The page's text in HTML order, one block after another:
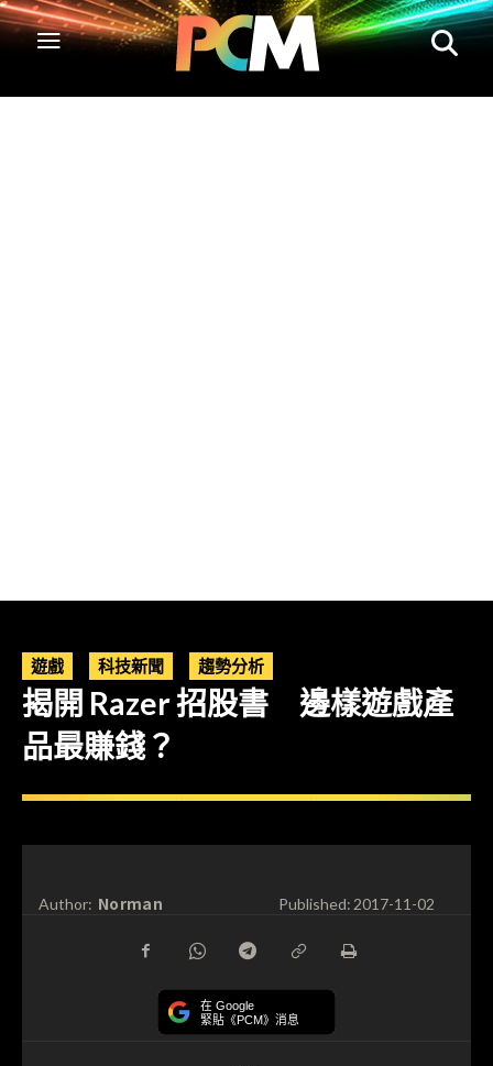
遊戲 科技新聞 趨勢分析
揭開 Razer 招股書 邊樣遊戲產
品最賺錢？
Author: Norman Published:2017-11-02
在 Google
緊貼《PCM》消息